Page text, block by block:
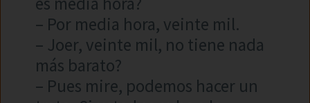
– Por media hora, veinte mil.
– Joer, veinte mil, no tiene nada
más barato?
– Pues mire, podemos hacer un